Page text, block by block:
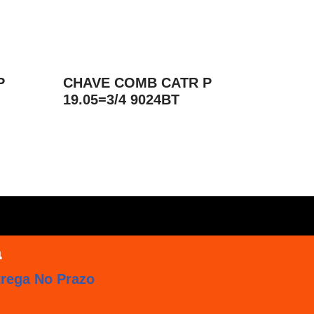
CHAVE COMB CATR P
19.05=3/4 9024BT
No Prazo